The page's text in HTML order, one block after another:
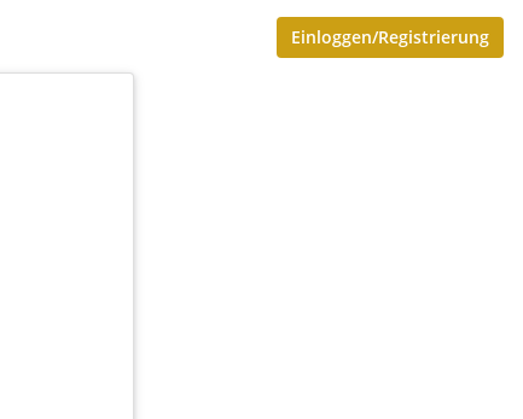
Einloggen/Registrierung